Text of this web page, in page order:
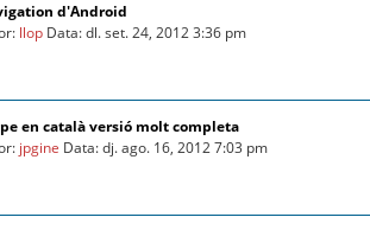
d'Android
llop Data: dl. set. 24, 2012 3:36 pm
en català versió molt completa
jpgine Data: dj. ago. 16, 2012 7:03 pm